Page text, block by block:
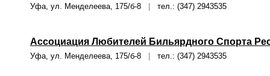
Уфа, ул. Менделеева, 175/б-8 тел.: (347) 2943535
Ассоциация Любителей Бильярдного Спорта
Уфа, ул. Менделеева, 175/б-8 тел.: (347) 2943535